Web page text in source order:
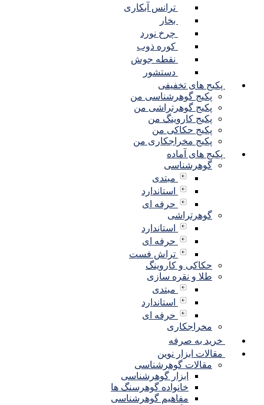
ترانس آبکاری
بخار
چرخ نورد
کوره ذوب
نقطه جوش
دستشور
پکیج های تخفیفی
پکیج گوهرشناسی من
پکیج گوهرتراشی من
پکیج کاروینگ من
پکیج حکاکی من
پکیج مخراجکاری من
پکیج های آماده
گوهرشناسی
مبتدی
استاندارد
حرفه ای
گوهرتراشی
استاندارد
حرفه ای
تراش فست
حکاکی و کاروینگ
طلا و نقره سازی
مبتدی
استاندارد
حرفه ای
مخراجکاری
خرید به صرفه
مقالات ابزار نوین
مقالات گوهرشناسی
ابزار گوهرشناسی
خانواده گوهرسنگ ها
مفاهیم گوهرشناسی